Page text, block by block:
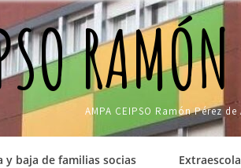
AMPA CEIPSO Ramón Pérez
y baja de familias socias